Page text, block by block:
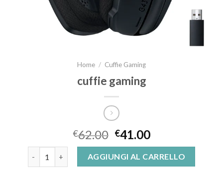
Home / Cuffie Gaming
cuffie gaming
€62.00 €41.00
cuffie gaming quantitàAGGIUNGI AL CARRELLO